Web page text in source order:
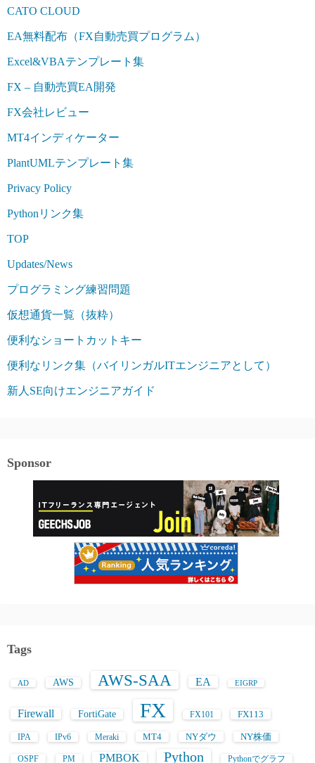
CATO CLOUD
EA無料配布（FX自動売買プログラム）
Excel&VBAテンプレート集
FX – 自動売買EA開発
FX会社レビュー
MT4インディケーター
PlantUMLテンプレート集
Privacy Policy
Pythonリンク集
TOP
Updates/News
プログラミング練習問題
仮想通貨一覧（抜粋）
便利なショートカットキー
便利なリンク集（バイリンガルITエンジニアとして）
新人SE向けエンジニアガイド
Sponsor
Tags
AD AWS AWS-SAA EA EIGRP
Firewall FortiGate FX FX101 FX113
IPA IPv6 Meraki MT4 NYダウ NY株価
OSPF PM PMBOK Python Pythonでグラフ